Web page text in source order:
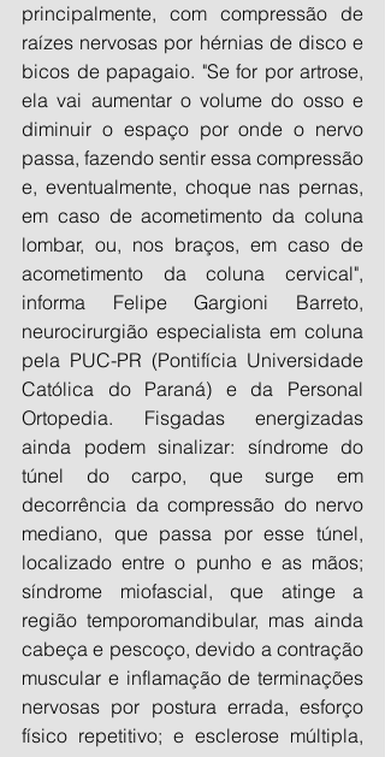
principalmente, com compressão de
raízes nervosas por hérnias de disco e
bicos de papagaio. "Se for por artrose,
ela vai aumentar o volume do osso e
diminuir o espaço por onde o nervo
passa, fazendo sentir essa compressão
e, eventualmente, choque nas pernas,
em caso de acometimento da coluna
lombar, ou, nos braços, em caso de
acometimento da coluna cervical",
informa Felipe Gargioni Barreto,
neurocirurgião especialista em coluna
pela PUC-PR (Pontifícia Universidade
Católica do Paraná) e da Personal
Ortopedia. Fisgadas energizadas
ainda podem sinalizar: síndrome do
túnel do carpo, que surge em
decorrência da compressão do nervo
mediano, que passa por esse túnel,
localizado entre o punho e as mãos;
síndrome miofascial, que atinge a
região temporomandibular, mas ainda
cabeça e pescoço, devido a contração
muscular e inflamação de terminações
nervosas por postura errada, esforço
físico repetitivo; e esclerose múltipla,